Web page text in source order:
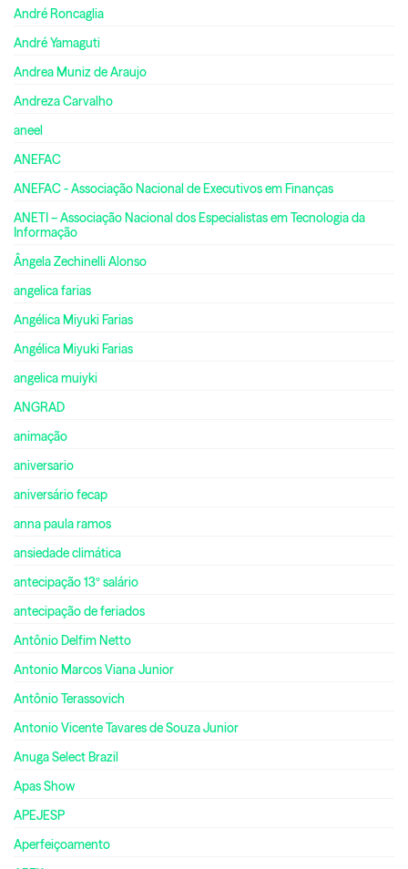
André Roncaglia
André Yamaguti
Andrea Muniz de Araujo
Andreza Carvalho
aneel
ANEFAC
ANEFAC - Associação Nacional de Executivos em Finanças
ANETI – Associação Nacional dos Especialistas em Tecnologia da
Informação
Ângela Zechinelli Alonso
angelica farias
Angélica Miyuki Farias
Angélica Miyuki Farias
angelica muiyki
ANGRAD
animação
aniversario
aniversário fecap
anna paula ramos
ansiedade climática
antecipação 13º salário
antecipação de feriados
Antônio Delfim Netto
Antonio Marcos Viana Junior
Antônio Terassovich
Antonio Vicente Tavares de Souza Junior
Anuga Select Brazil
Apas Show
APEJESP
Aperfeiçoamento